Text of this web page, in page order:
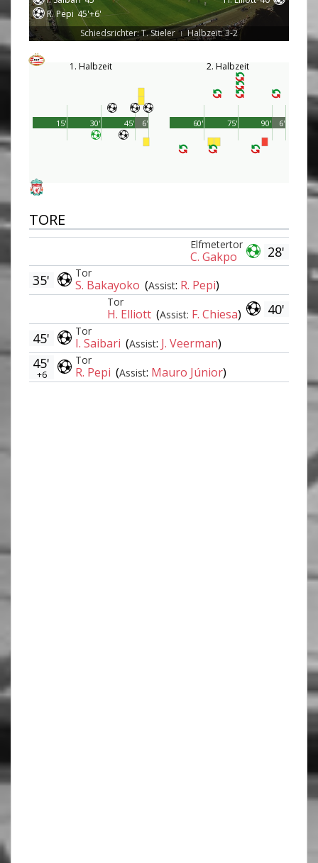
R. Pepi 45'+6'
Schiedsrichter: T. Stieler | Halbzeit: 3-2
1. Halbzeit
45'
15' 30' 6'
2. Halbzeit
90'
60' 75' 6'
TORE
28'
Elfmetertor
C. Gakpo
Tor
S. Bakayoko (Assist: R. Pepi)
35'
40'
Tor
H. Elliott (Assist: F. Chiesa)
Tor
I. Saibari (Assist: J. Veerman)
45'
Tor
R. Pepi (Assist: Mauro Júnior)
45'
+6